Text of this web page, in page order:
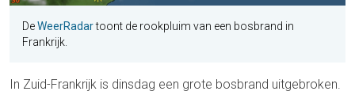
DeWeerRadartoont de rookpluim van een bosbrand in
Frankrijk.
In Zuid-Frankrijk is dinsdag een grote bosbrand uitgebroken.